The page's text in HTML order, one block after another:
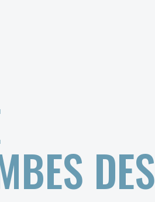
DES